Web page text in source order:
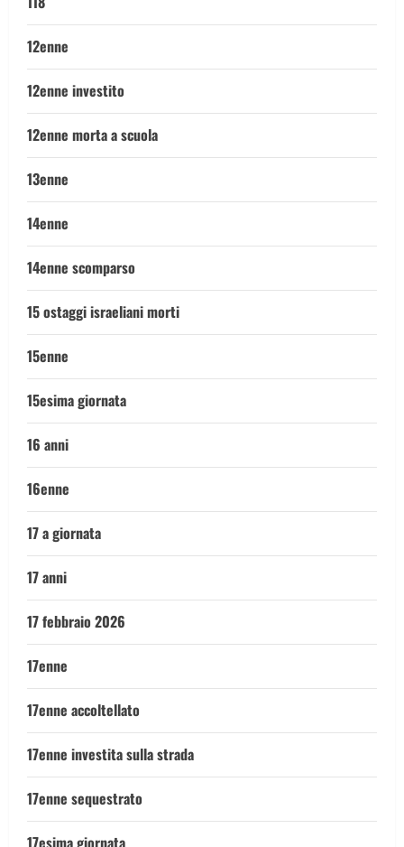
12enne
12enne investito
12enne morta a scuola
13enne
14enne
14enne scomparso
15 ostaggi israeliani morti
15enne
15esima giornata
16 anni
16enne
17 a giornata
17 anni
17 febbraio 2026
17enne
17enne accoltellato
17enne investita sulla strada
17enne sequestrato
17esima giornata